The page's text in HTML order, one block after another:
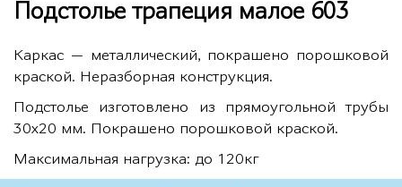
Подстолье трапеция малое 603
Каркас — металлический, покрашено порошковой
краской. Неразборная конструкция.
Подстолье изготовлено из прямоугольной трубы
30х20 мм. Покрашено порошковой краской.
Максимальная нагрузка: до 120кг